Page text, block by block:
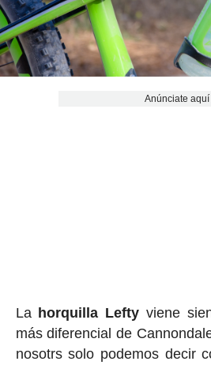
Anúnciate aquí
La horquilla Lefty viene
más diferencial de
nosotrs solo podemos decir